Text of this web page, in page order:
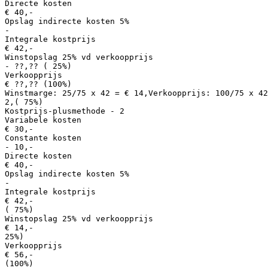
Directe kosten
€ 40,-
Opslag indirecte kosten 5%
-
Integrale kostprijs
€ 42,-
Winstopslag 25% vd verkoopprijs
- ??,?? ( 25%)
Verkoopprijs
€ ??,?? (100%)
Winstmarge: 25/75 x 42 = € 14,Verkoopprijs: 100/75 x
2,( 75%)
Kostprijs-plusmethode - 2
Variabele kosten
€ 30,-
Constante kosten
- 10,-
Directe kosten
€ 40,-
Opslag indirecte kosten 5%
-
Integrale kostprijs
€ 42,-
( 75%)
Winstopslag 25% vd verkoopprijs
€ 14,-
25%)
Verkoopprijs
€ 56,-
(100%)